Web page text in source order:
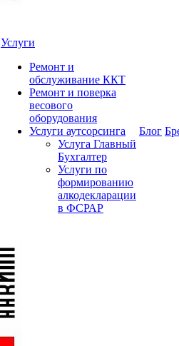
Услуги
Ремонт и
обслуживание ККТ
Ремонт и поверка
весового
оборудования
Услуги аутсорсинга
Услуга Главный
Бухгалтер
Услуги по
формированию
алкодекларации
в ФСРАР
Блог